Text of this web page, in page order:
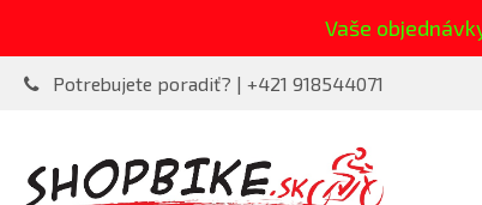
Vaše
Potrebujete poradiť? | +421 918544071